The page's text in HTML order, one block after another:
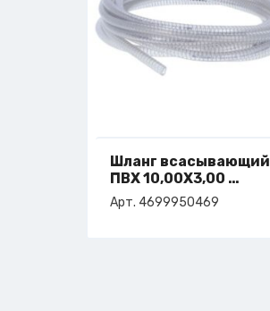
Шланг всасывающий
ПВХ 10,00X3,00
арт. 4-699-95-0469
Арт. 4699950469